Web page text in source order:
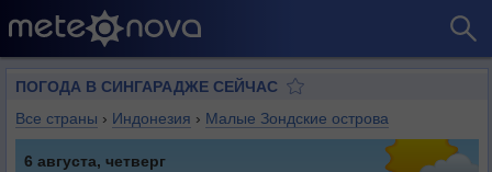
ПОГОДА В СИНГАРАДЖЕ СЕЙЧАС
Все страны › Индонезия › Малые Зондские острова
6 августа, четверг